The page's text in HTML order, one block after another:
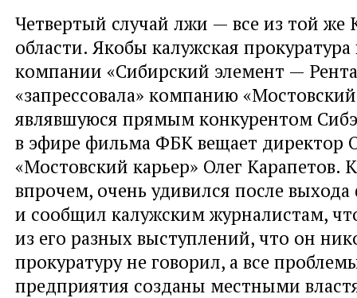
Четвертый случай лжи — все из той же
области. Якобы калужская прокуратура
компании «Сибирский элемент —
«запрессовала» компанию
являвшуюся прямым конкурентом
в эфире фильма ФБК вещает директор
«Мостовский карьер» Олег Карапетов.
впрочем, очень удивился после
и сообщил калужским журналистам,
из его разных выступлений, что он
прокуратуру не говорил, а все
предприятия созданы местными